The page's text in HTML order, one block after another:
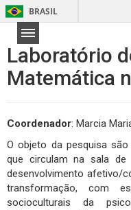
BRASIL
Laboratório
Matemática
Coordenador: Marcia
O objeto da pesquisa
que circulam na sala
desenvolvimento afetivo/
transformação, com
socioculturais da